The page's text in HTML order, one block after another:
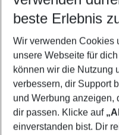
2 Erwachsene Keine
Mehr
beste Erlebnis
Wir verwenden Cookies
unsere Webseite für
können wir die Nutzung
verbessern, dir Support
und Werbung anzeigen,
dir passen. Klicke auf
einverstanden bist. Dir